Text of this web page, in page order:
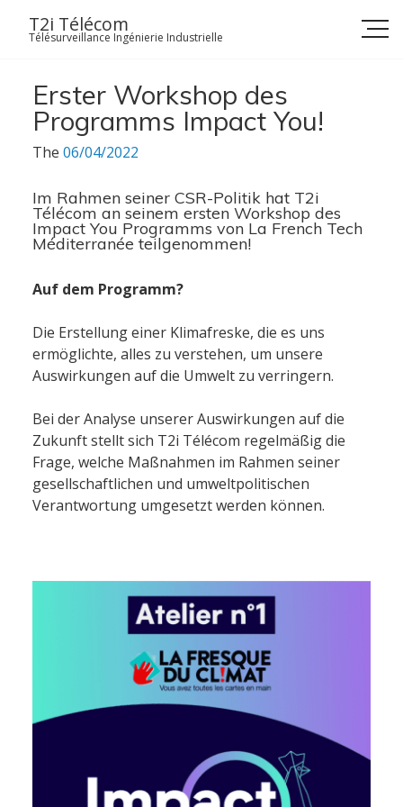
T2i Télécom
Télésurveillance Ingénierie Industrielle
Erster Workshop des
Programms Impact You!
The 06/04/2022
Im Rahmen seiner CSR-Politik hat T2i
Télécom an seinem ersten Workshop des
Impact You Programms von La French Tech
Méditerranée teilgenommen!
Auf dem Programm?
Die Erstellung einer Klimafreske, die es uns
ermöglichte, alles zu verstehen, um unsere
Auswirkungen auf die Umwelt zu verringern.
Bei der Analyse unserer Auswirkungen auf die
Zukunft stellt sich T2i Télécom regelmäßig die
Frage, welche Maßnahmen im Rahmen seiner
gesellschaftlichen und umweltpolitischen
Verantwortung umgesetzt werden können.